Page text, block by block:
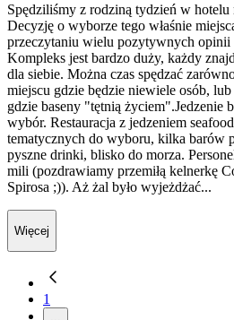
Spędziliśmy z rodziną tydzień w hotelu
Decyzję o wyborze tego właśnie
przeczytaniu wielu pozytywnych opinii
Kompleks jest bardzo duży, każdy
dla siebie. Można czas spędzać
miejscu gdzie będzie niewiele osób, lub
gdzie baseny "tętnią życiem".Jedzenie
wybór. Restauracja z jedzeniem
tematycznych do wyboru, kilka barów
pyszne drinki, blisko do morza.
mili (pozdrawiamy przemiłą kelnerkę
Spirosa ;)). Aż żal było wyjeżdżać...
Więcej
1
...